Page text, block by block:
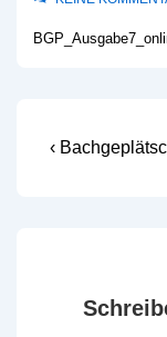
Vorheriger
‹